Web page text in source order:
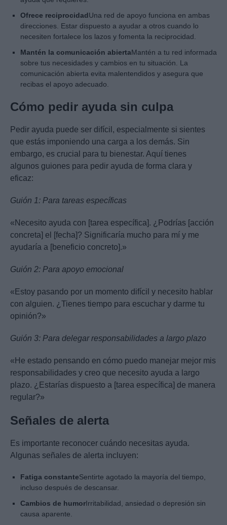
Ofrece reciprocidadUna red de apoyo funciona en ambas
direcciones. Estar dispuesto a ayudar a otros cuando lo
necesiten fortalece los lazos y fomenta la reciprocidad.
Mantén la comunicación abiertaMantén a tu red informada
sobre tus necesidades y cambios en tu situación. La
comunicación abierta evita malentendidos y asegura que
recibas el apoyo adecuado.
Cómo pedir ayuda sin culpa
Pedir ayuda puede ser difícil, especialmente si sientes
que estás imponiendo una carga a los demás. Sin
embargo, es crucial para tu bienestar. Aquí tienes
algunos guiones para pedir ayuda de forma clara y
eficaz:
Guión 1: Para tareas específicas
«Necesito ayuda con [tarea específica]. ¿Podrías [acción
concreta] el [fecha]? Significaría mucho para mí y me
ayudaría a [beneficio concreto].»
Guión 2: Para apoyo emocional
«Estoy pasando por un momento difícil y necesito hablar
con alguien. ¿Tienes tiempo para escuchar y darme tu
opinión?»
Guión 3: Para delegar responsabilidades a largo plazo
«He estado pensando en cómo puedo manejar mejor mis
responsabilidades y creo que necesito ayuda a largo
plazo. ¿Estarías dispuesto a [tarea específica] de manera
regular?»
Señales de alerta
Es importante reconocer cuándo necesitas ayuda.
Algunas señales de alerta incluyen:
Fatiga constanteSentirte agotado la mayoría del tiempo,
incluso después de descansar.
Cambios de humorIrritabilidad, ansiedad o depresión sin
causa aparente.